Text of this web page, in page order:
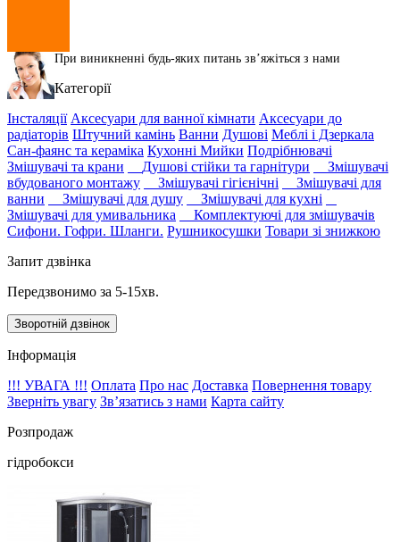
При виникненні будь-яких питань звʼяжіться з нами
Категорії
Інсталяції Аксесуари для ванної кімнати Аксесуари до
радіаторів Штучний камінь Ванни Душові Меблі і Дзеркала
Сан-фаянс та кераміка Кухонні Мийки Подрібнювачі
Змішувачі та крани
Душові стійки та гарнітури
Змішувачі
вбудованого монтажу
Змішувачі гігієнічні
Змішувачі для
ванни
Змішувачі для душу
Змішувачі для кухні
Змішувачі для умивальника
Комплектуючі для змішувачів
Сифони. Гофри. Шланги. Рушникосушки Товари зі знижкою
Запит дзвінка
Передзвонимо за 5-15хв.
Зворотній дзвінок
Інформація
!!! УВАГА !!! Оплата Про нас Доставка Повернення товару
Зверніть увагу Зв’язатись з нами Карта сайту
Розпродаж
гідробокси